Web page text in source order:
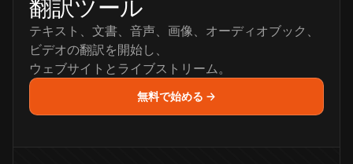
翻訳ツール
テキスト、文書、音声、画像、オーディオブック、
ビデオの翻訳を開始し、
ウェブサイトとライブストリーム。
無料で始める →